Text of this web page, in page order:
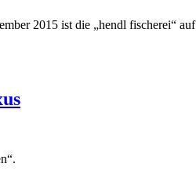
2015 ist die „hendl fischerei“ auf